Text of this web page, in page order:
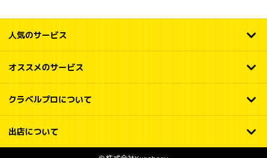
人気のサービス
オススメのサービス
クラベルプロについて
出店について